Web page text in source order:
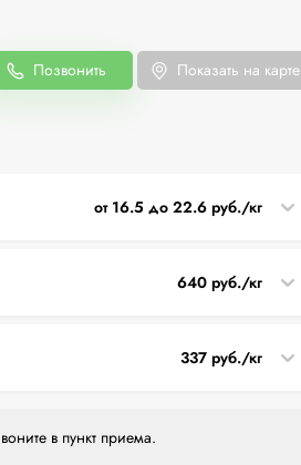
Позвонить Показать на карте
от 16.5 до 22.6 руб./кг
640 руб./кг
337 руб./кг
в пункт приема.